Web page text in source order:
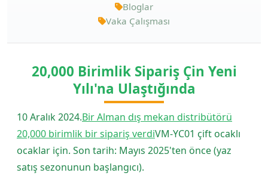
Bloglar
Vaka Çalışması
20,000 Birimlik Sipariş Çin Yeni
Yılı'na Ulaştığında
10 Aralık 2024.Bir Alman dış mekan distribütörü
20,000 birimlik bir sipariş verdiVM-YC01 çift ocaklı
ocaklar için. Son tarih: Mayıs 2025'ten önce (yaz
satış sezonunun başlangıcı).